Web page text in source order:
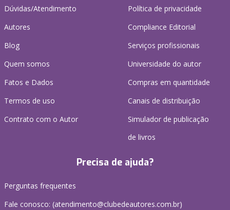
Dúvidas/Atendimento
Autores
Blog
Quem somos
Fatos e Dados
Termos de uso
Contrato com o Autor
Política de privacidade
Compliance Editorial
Serviços profissionais
Universidade do autor
Compras em quantidade
Canais de distribuição
Simulador de publicação
de livros
Precisa de ajuda?
Perguntas frequentes
Fale conosco: (atendimento@clubedeautores.com.br)